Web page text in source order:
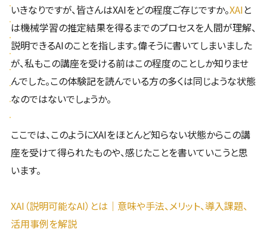
いきなりですが、皆さんはXAIをどの程度ご存じですか。XAIと
は機械学習の推定結果を得るまでのプロセスを人間が理解、
説明できるAIのことを指します。偉そうに書いてしまいました
が、私もこの講座を受ける前はこの程度のことしか知りませ
んでした。この体験記を読んでいる方の多くは同じような状態
なのではないでしょうか。
ここでは、このようにXAIをほとんど知らない状態からこの講
座を受けて得られたものや、感じたことを書いていこうと思
います。
XAI（説明可能なAI）とは｜意味や手法、メリット、導入課題、
活用事例を解説